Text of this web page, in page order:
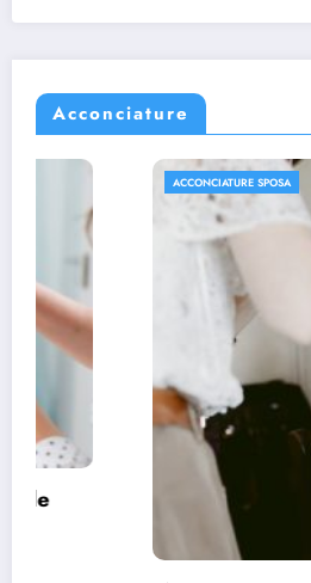
Acconciature
ACCONCIATURE SPOSA